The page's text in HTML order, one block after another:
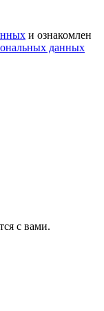
и ознакомлен
данных
с вами.